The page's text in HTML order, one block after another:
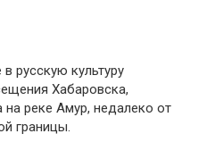
русскую культуру
Хабаровска,
на реке Амур, недалеко от
границы.